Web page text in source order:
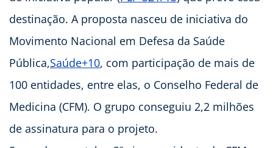
destinação. A proposta nasceu de iniciativa do
Movimento Nacional em Defesa da Saúde
Pública,Saúde+10, com participação de mais de
100 entidades, entre elas, o Conselho Federal de
Medicina (CFM). O grupo conseguiu 2,2 milhões
de assinatura para o projeto.